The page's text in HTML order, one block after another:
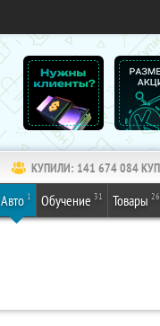
КУПИЛИ: 141 674 084
Авто 1 Обучение 31 Товары 26